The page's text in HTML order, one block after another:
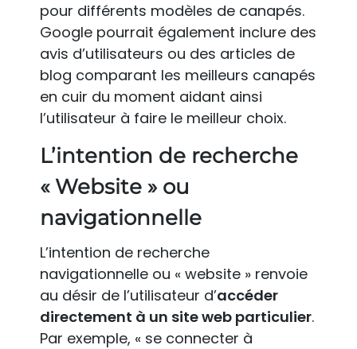
pour différents modèles de canapés.
Google pourrait également inclure des
avis d’utilisateurs ou des articles de
blog comparant les meilleurs canapés
en cuir du moment aidant ainsi
l’utilisateur à faire le meilleur choix.
L’intention de recherche
« Website » ou
navigationnelle
L’intention de recherche
navigationnelle ou « website » renvoie
au désir de l’utilisateur d’accéder
directement à un site web particulier.
Par exemple, « se connecter à